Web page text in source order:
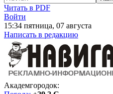
Читать в PDF
Войти
15:34 пятница, 07 августа
Написать в редакцию
Академгородок: